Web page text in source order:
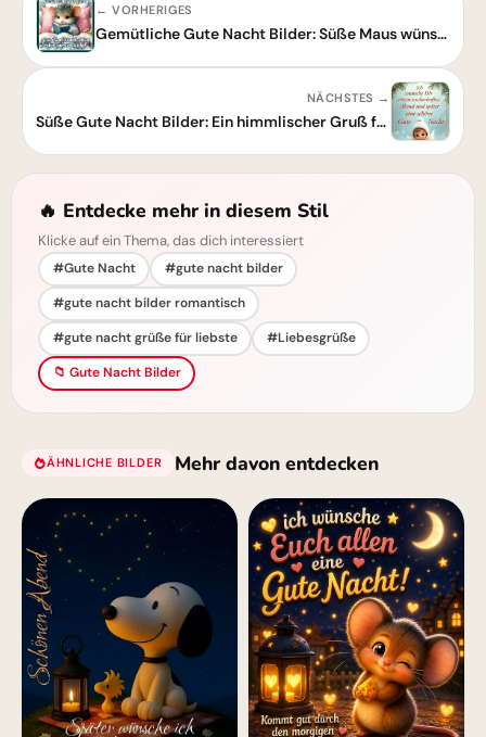
← VORHERIGES
Gemütliche Gute Nacht Bilder: Süße Maus wünscht dir erholsamen Schlaf
NÄCHSTES →
Süße Gute Nacht Bilder: Ein himmlischer Gruß für zauberhafte Träume
🔥 Entdecke mehr in diesem Stil
Klicke auf ein Thema, das dich interessiert
#Gute Nacht
#gute nacht bilder
#gute nacht bilder romantisch
#gute nacht grüße für liebste
#Liebesgrüße
📁 Gute Nacht Bilder
ÄHNLICHE BILDER Mehr davon entdecken